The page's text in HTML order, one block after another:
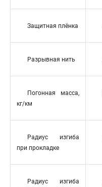
Защитная плёнка
Разрывная нить
Погонная масса,
кг/км
Радиус изгиба
при прокладке
Радиус изгиба